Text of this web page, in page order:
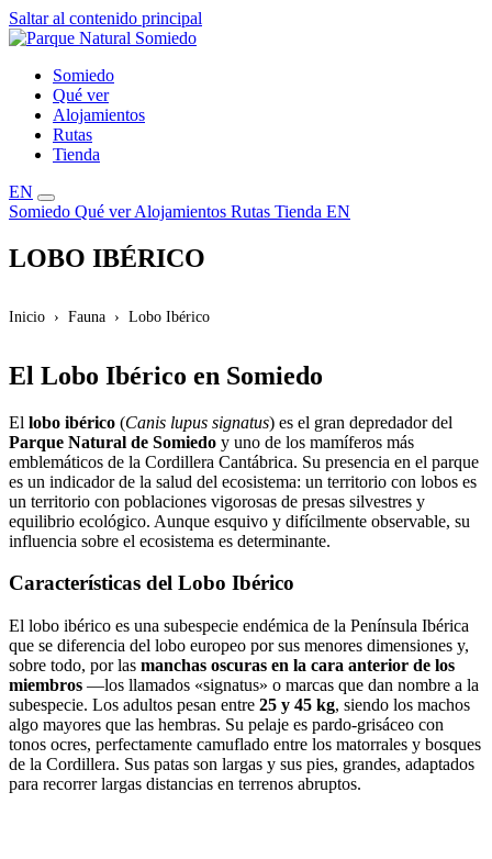
Saltar al contenido principal
Somiedo
Qué ver
Alojamientos
Rutas
Tienda
EN
Somiedo Qué verAlojamientos Rutas Tienda EN
LOBO IBÉRICO
Inicio Fauna Lobo Ibérico
El Lobo Ibérico en Somiedo
El lobo ibérico (Canis lupus signatus) es el gran depredador del
Parque Natural de Somiedo y uno de los mamíferos más
emblemáticos de la Cordillera Cantábrica. Su presencia en el parque
es un indicador de la salud del ecosistema: un territorio con lobos es
un territorio con poblaciones vigorosas de presas silvestres y
equilibrio ecológico. Aunque esquivo y difícilmente observable, su
influencia sobre el ecosistema es determinante.
Características del Lobo Ibérico
El lobo ibérico es una subespecie endémica de la Península Ibérica
que se diferencia del lobo europeo por sus menores dimensiones y,
sobre todo, por las manchas oscuras en la cara anterior de los
miembros —los llamados «signatus» o marcas que dan nombre a la
subespecie. Los adultos pesan entre 25 y 45 kg, siendo los machos
algo mayores que las hembras. Su pelaje es pardo-grisáceo con
tonos ocres, perfectamente camuflado entre los matorrales y bosques
de la Cordillera. Sus patas son largas y sus pies, grandes, adaptados
para recorrer largas distancias en terrenos abruptos.